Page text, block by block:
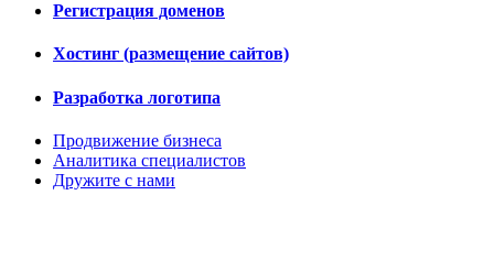
Регистрация доменов
Хостинг (размещение сайтов)
Разработка логотипа
Продвижение бизнеса
Аналитика специалистов
Дружите с нами